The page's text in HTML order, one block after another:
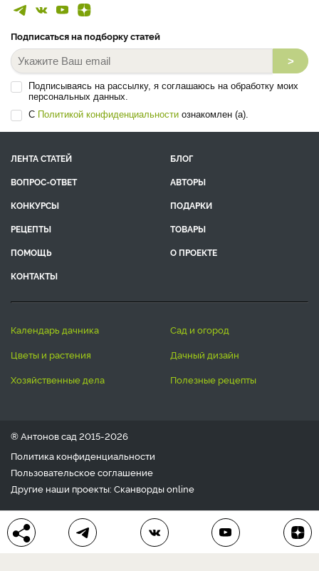
Подписаться на подборку статей
>
Подписываясь на рассылку, я соглашаюсь на обработку моих
персональных данных.
С Политикой конфиденциальности ознакомлен (а).
ЛЕНТА СТАТЕЙ
БЛОГ
ВОПРОС-ОТВЕТ
АВТОРЫ
КОНКУРСЫ
ПОДАРКИ
РЕЦЕПТЫ
ТОВАРЫ
ПОМОЩЬ
О ПРОЕКТЕ
КОНТАКТЫ
календарь дачника
сад и огород
цветы и растения
дачный дизайн
хозяйственные дела
полезные рецепты
® Антонов сад 2015-2026
Политика конфиденциальности
Пользовательское соглашение
Другие наши проекты: Сканвордыonline
Любое использование материала допускается только с
письменного согласия редакции